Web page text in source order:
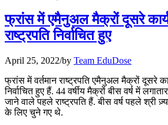
📝 डेली करेंट अफेयर्स: 22-24 जुलाई
📝 डेली करेंट अफेयर्स: 19-21 जुलाई
July 19, 2026
📝 डेली करेंट अफेयर्स: 16-18 जुलाई
फ्रांस में एमैनुअल मैक्रों दूसरे
राष्‍ट्रपति निर्वाचित हुए
April 25, 2022/by Team EduDose
फ्रांस में वर्तमान राष्‍ट्रपति एमैनुअल मैक्रों दूसरे
निर्वाचित हुए हैं. 44 वर्षीय मैक्रों बीस वर्ष में
जाने वाले पहले राष्‍ट्रपति हैं. बीस वर्ष पहले श्री
के लिए चुने गए थे.